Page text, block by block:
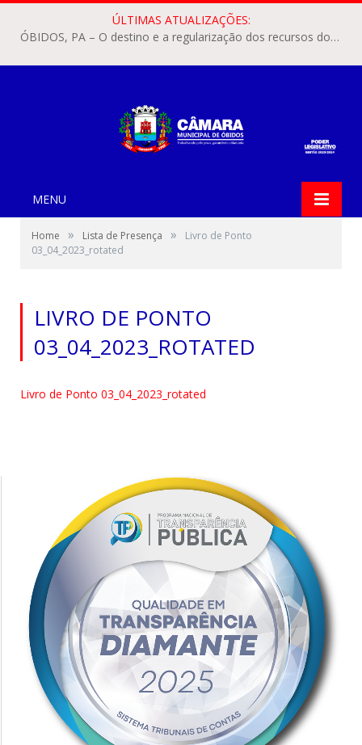
ÚLTIMAS ATUALIZAÇÕES:
ÓBIDOS, PA – O destino e a regularização dos recursos dos Precatórios do FUNDEF (Fundo de Manutenção e Desenvolvimento do Ensino Fundamental e de Valorização do Magistério) voltaram a pautar as discussões na Câmara Municipal de Óbidos.
MENU
Home » Lista de Presença »
Livro de Ponto
03_04_2023_rotated
LIVRO DE PONTO
03_04_2023_ROTATED
Livro de Ponto 03_04_2023_rotated